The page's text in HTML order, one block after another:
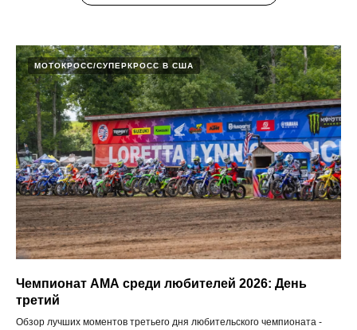
МОТОКРОСС/СУПЕРКРОСС В США
Чемпионат АМА среди любителей 2026: День
третий
Обзор лучших моментов третьего дня любительского чемпионата -